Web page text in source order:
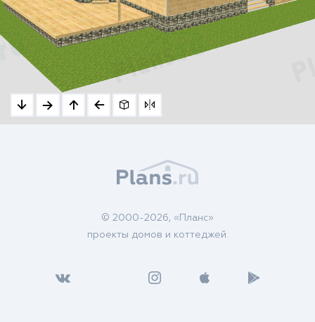
© 2000-2026, «Планс»
проекты домов и коттеджей.